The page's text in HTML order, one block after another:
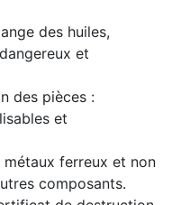
des huiles,
et
des pièces :
et
métaux ferreux et non
composants.